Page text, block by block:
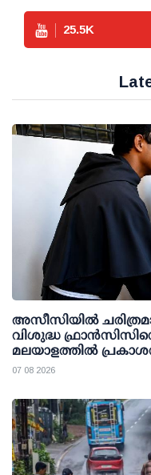
25.5K
അസീസിയിൽ
വിശുദ്ധ
മലയാളത്തിൽ
07 08 2026